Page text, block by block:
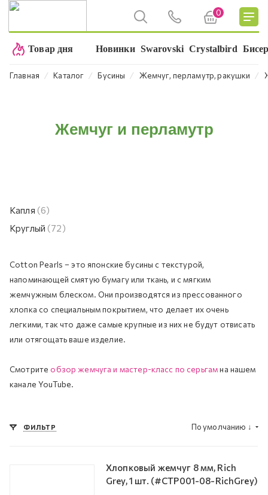
0
Товар дня Новинки Swarovski Crystalbird
Главная ⁄ Каталог ⁄ Бусины ⁄ Жемчуг, перламутр, ракушки ⁄
Жемчуг и перламутр
Капля (6)
Круглый (72)
Cotton Pearls – это японские бусины с текстурой,
напоминающей смятую бумагу или ткань, и с мягким
жемчужным блеском. Они производятся из прессованного
хлопка со специальным покрытием, что делает их очень
легкими, так что даже самые крупные из них не будут отвисать
или отягощать ваше изделие.
Смотритеобзор жемчуга и мастер-класс по серьгамна нашем
канале YouTube.
ФИЛЬТР По умолчанию ↓
Хлопковый жемчуг 8 мм, Rich
Grey, 1 шт. (#CTP001-08-RichGrey)